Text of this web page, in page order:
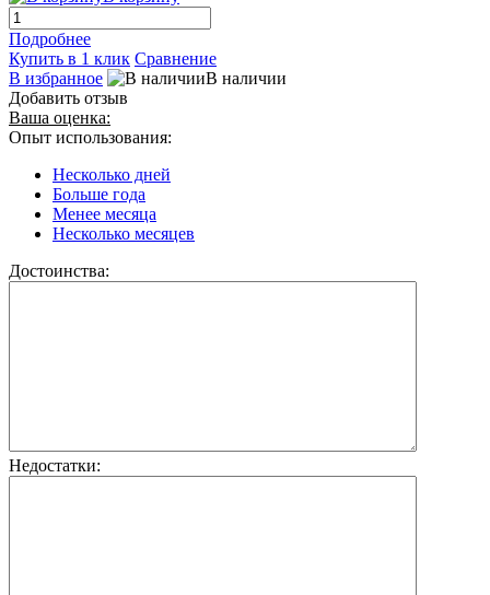
Подробнее
Купить в 1 клик Сравнение
В избранное
В наличии
Добавить отзыв
Ваша оценка:
Опыт использования:
Несколько дней
Больше года
Менее месяца
Несколько месяцев
Достоинства:
Недостатки: